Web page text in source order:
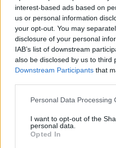
interest-based ads based on
us or personal information
your opt-out. You may
disclosure of your personal
IAB’s list of downstream
also be disclosed by us to third
Downstream Participants that
Personal Data Processing
I want to opt-out of the
personal data.
Opted In
pakilo į
Raktažodžiai
automobilių plovykla Daiva
Komentarai